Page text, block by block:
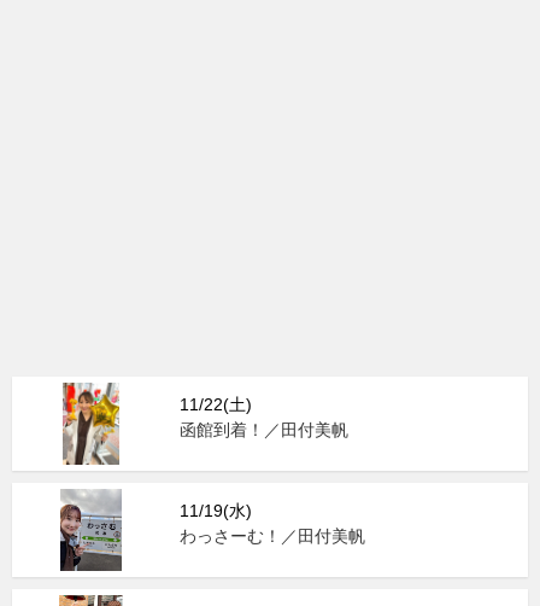
11/22(土)
函館到着！／田付美帆
11/19(水)
わっさーむ！／田付美帆